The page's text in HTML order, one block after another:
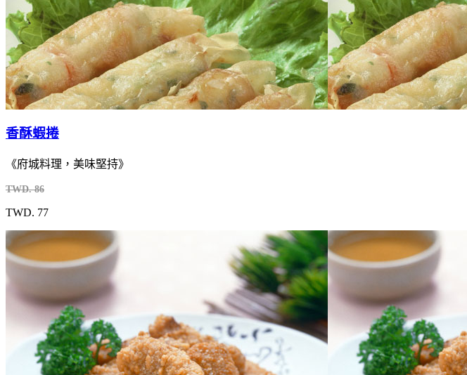
香酥蝦捲
《府城料理，美味堅持》
TWD. 86
TWD. 77